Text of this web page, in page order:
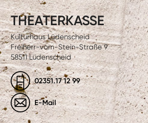
THEATERKASSE
Kulturhaus Lüdenscheid
Freiherr-vom-Stein-Straße 9
58511 Lüdenscheid
02351.17 12 99
E-Mail